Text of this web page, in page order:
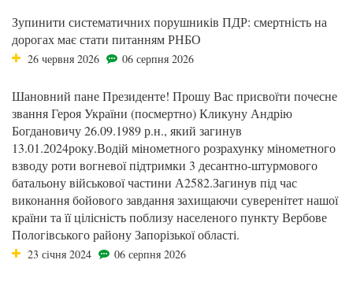
Зупинити систематичних порушників ПДР: смертність на
дорогах має стати питанням РНБО
26 червня 2026 06 серпня 2026
Шановний пане Президенте! Прошу Вас присвоїти почесне
звання Героя України (посмертно) Кликуну Андрію
Богдановичу 26.09.1989 р.н., який загинув
13.01.2024року.Водій мінометного розрахунку мінометного
взводу роти вогневої підтримки 3 десантно-штурмового
батальону військової частини А2582.Загинув під час
виконання бойового завдання захищаючи суверенітет нашої
країни та її цілісність поблизу населеного пункту Вербове
Пологівського району Запорізької області.
23 січня 2024 06 серпня 2026